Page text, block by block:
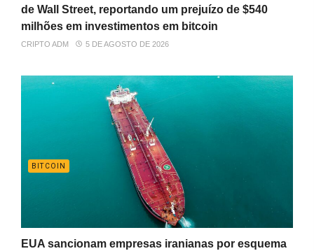
de Wall Street, reportando um prejuízo de $540
milhões em investimentos em bitcoin
CRIPTO ADM 5 DE AGOSTO DE 2026
BITCOIN
EUA sancionam empresas iranianas por esquema